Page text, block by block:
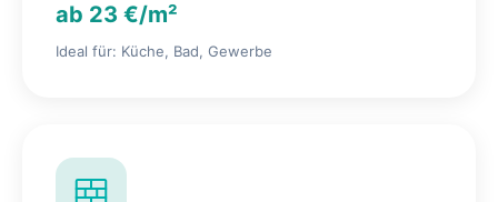
ab 23 €/m²
Ideal für: Küche, Bad, Gewerbe